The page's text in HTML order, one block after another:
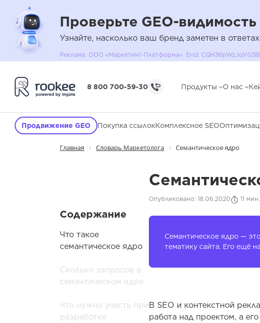
Проверьте GEO-
Узнайте, насколько ваш бренд заметен в
Реклама. ООО «Маркетинг-Платформа». Erid:
8 800 700-59-30 Продукты О нас
Продвижение GEO Покупка ссылокКомплексное SEO
Главная Словарь Маркетолога Семантическое ядро
Содержание
Что такое
семантическое ядро
Сколько запросов в
семантическом ядре
Что нужно учесть при
разработке
Опубликовано: 18.06.2020 11 мин.
Семантическое ядро —
тематику сайта. Его ещё
В SEO и контекстной
работа над проектом, а